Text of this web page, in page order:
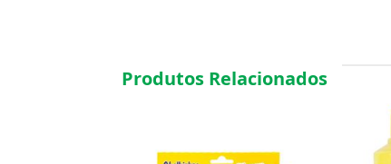
Produtos Relacionados